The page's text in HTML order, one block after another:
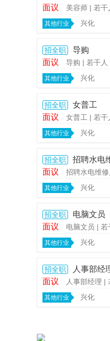
坛
面议
美容师 | 若干
其他行业 兴化
招全职
导购
面议
导购 | 若干人
其他行业 兴化
招全职
女普工
面议
女普工 | 若干
其他行业 兴化
招全职
招聘水电
面议
招聘水电维
其他行业 兴化
招全职
电脑文员
面议
电脑文员 | 若
其他行业 兴化
招全职
人事部经
面议
人事部经理 |
其他行业 兴化